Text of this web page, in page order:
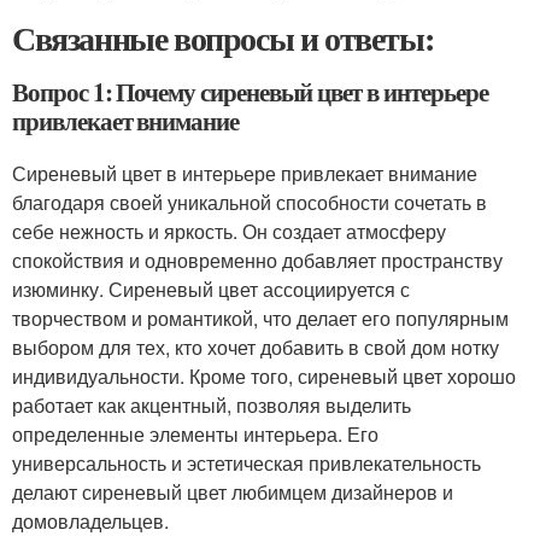
Связанные вопросы и ответы:
Вопрос 1: Почему сиреневый цвет в интерьере
привлекает внимание
Сиреневый цвет в интерьере привлекает внимание
благодаря своей уникальной способности сочетать в
себе нежность и яркость. Он создает атмосферу
спокойствия и одновременно добавляет пространству
изюминку. Сиреневый цвет ассоциируется с
творчеством и романтикой, что делает его популярным
выбором для тех, кто хочет добавить в свой дом нотку
индивидуальности. Кроме того, сиреневый цвет хорошо
работает как акцентный, позволяя выделить
определенные элементы интерьера. Его
универсальность и эстетическая привлекательность
делают сиреневый цвет любимцем дизайнеров и
домовладельцев.